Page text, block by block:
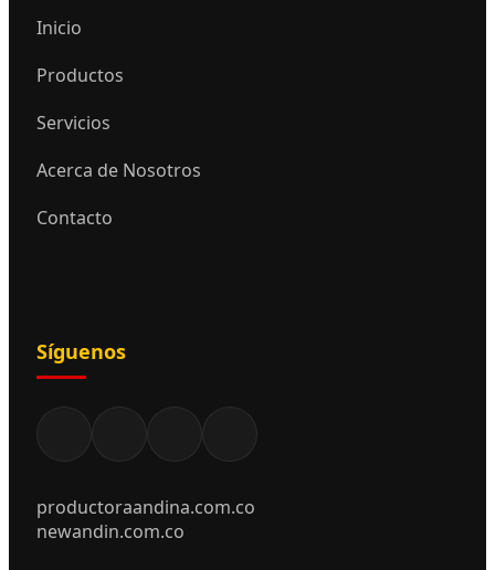
Inicio
Productos
Servicios
Acerca de Nosotros
Contacto
Síguenos
productoraandina.com.co
newandin.com.co